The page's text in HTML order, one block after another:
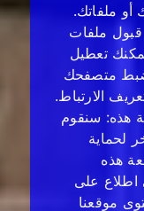
أو ملفاتك.
ملفات
تعطيل
ضبط متصفحك
الارتباط.
هذه: سنقوم
لحماية
هذه
اطلاع على
موقعنا